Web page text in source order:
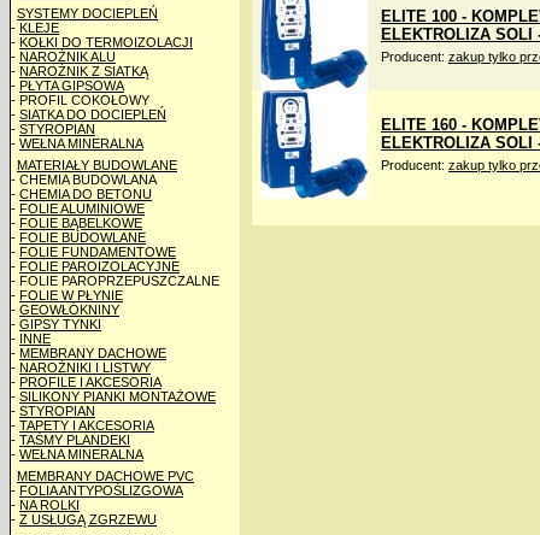
SYSTEMY DOCIEPLEŃ
- KLEJE
- KOŁKI DO TERMOIZOLACJI
- NAROŻNIK ALU
- NAROŻNIK Z SIATKĄ
- PŁYTA GIPSOWA
- PROFIL COKOŁOWY
- SIATKA DO DOCIEPLEŃ
- STYROPIAN
- WEŁNA MINERALNA
MATERIAŁY BUDOWLANE
- CHEMIA BUDOWLANA
- CHEMIA DO BETONU
- FOLIE ALUMINIOWE
- FOLIE BĄBELKOWE
- FOLIE BUDOWLANE
- FOLIE FUNDAMENTOWE
- FOLIE PAROIZOLACYJNE
- FOLIE PAROPRZEPUSZCZALNE
- FOLIE W PŁYNIE
- GEOWŁÓKNINY
- GIPSY TYNKI
- INNE
- MEMBRANY DACHOWE
- NAROŻNIKI I LISTWY
- PROFILE I AKCESORIA
- SILIKONY PIANKI MONTAŻOWE
- STYROPIAN
- TAPETY I AKCESORIA
- TAŚMY PLANDEKI
- WEŁNA MINERALNA
MEMBRANY DACHOWE PVC
- FOLIA ANTYPOŚLIZGOWA
- NA ROLKI
- Z USŁUGĄ ZGRZEWU
ELITE 100 -
ELEKTROLIZA SOLI
Producent: zakup tylko
ELITE 160 -
ELEKTROLIZA SOLI
Producent: zakup tylko